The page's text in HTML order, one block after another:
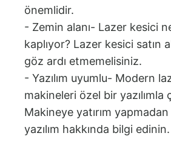
önemlidir.
- Zemin alanı- Lazer kesici
kaplıyor? Lazer kesici satın
göz ardı etmemelisiniz.
- Yazılım uyumlu- Modern
makineleri özel bir yazılımla
Makineye yatırım
yazılım hakkında bilgi edinin.